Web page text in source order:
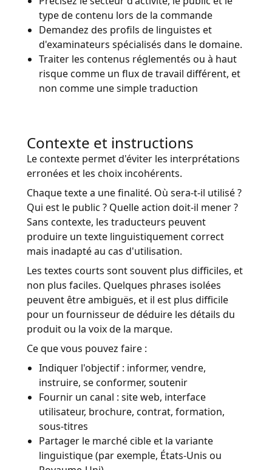
type de contenu lors de la commande
Demandez des profils de linguistes et
d'examinateurs spécialisés dans le domaine.
Traiter les contenus réglementés ou à haut
risque comme un flux de travail différent, et
non comme une simple traduction
Contexte et instructions
Le contexte permet d'éviter les interprétations
erronées et les choix incohérents.
Chaque texte a une finalité. Où sera-t-il utilisé ?
Qui est le public ? Quelle action doit-il mener ?
Sans contexte, les traducteurs peuvent
produire un texte linguistiquement correct
mais inadapté au cas d'utilisation.
Les textes courts sont souvent plus difficiles, et
non plus faciles. Quelques phrases isolées
peuvent être ambiguës, et il est plus difficile
pour un fournisseur de déduire les détails du
produit ou la voix de la marque.
Ce que vous pouvez faire :
Indiquer l'objectif : informer, vendre,
instruire, se conformer, soutenir
Fournir un canal : site web, interface
utilisateur, brochure, contrat, formation,
sous-titres
Partager le marché cible et la variante
linguistique (par exemple, États-Unis ou